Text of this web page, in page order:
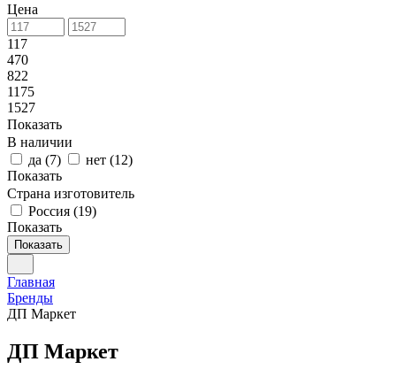
Цена
117
470
822
1175
1527
Показать
В наличии
да (7) нет (12)
Показать
Страна изготовитель
Россия (19)
Показать
Показать
Главная
Бренды
ДП Маркет
ДП Маркет